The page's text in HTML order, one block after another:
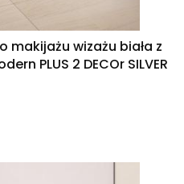
wizażu biała z
PLUS 2 DECOr SILVER